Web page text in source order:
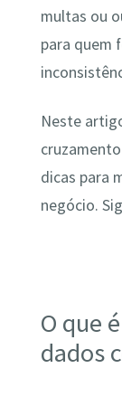
multas ou
para quem
Neste
dicas para
negócio.
O que
dados